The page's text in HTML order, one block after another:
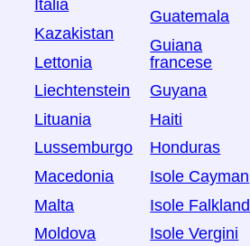
Italia
Kazakistan
Lettonia
Liechtenstein
Lituania
Lussemburgo
Macedonia
Malta
Moldova
Guatemala
Guiana
francese
Guyana
Haiti
Honduras
Isole Cayman
Isole Falkland
Isole Vergini